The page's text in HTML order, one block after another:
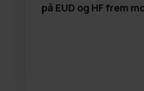
på EUD og HF frem